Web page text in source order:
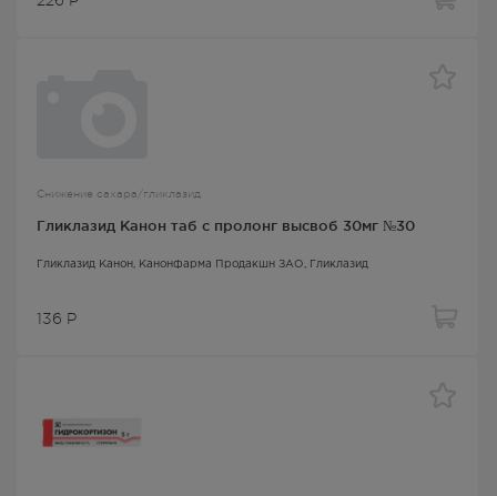
Снижение сахара/гликлазид
Гликлазид Канон таб с пролонг высвоб 30мг №30
Гликлазид Канон , Канонфарма Продакшн ЗАО, Гликлазид
136 Р